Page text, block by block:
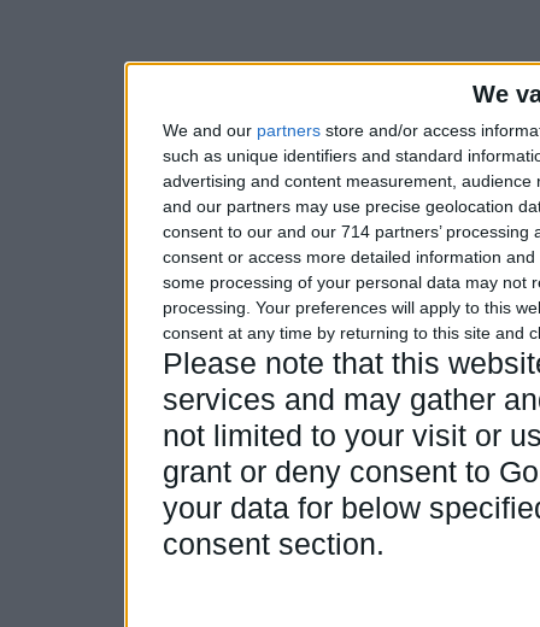
We
We and our partners store and/or access
such as unique identifiers and standard
advertising and content measurement,
and our partners may use precise geolocation
consent to our and our 714 partners’
consent or access more detailed information
some processing of your personal data may not
processing. Your preferences will apply to this
consent at any time by returning to this site and
Please note that this
services and may gather
not limited to your visit or
grant or deny consent to
your data for below
consent section.